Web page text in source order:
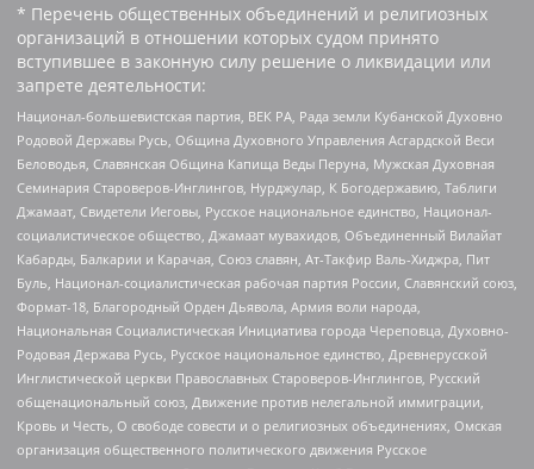
* Перечень общественных объединений и религиозных
организаций в отношении которых судом принято
вступившее в законную силу решение о ликвидации или
запрете деятельности:
Национал-большевистская партия, ВЕК РА, Рада земли Кубанской Духовно
Родовой Державы Русь, Община Духовного Управления Асгардской Веси
Беловодья, Славянская Община Капища Веды Перуна, Мужская Духовная
Семинария Староверов-Инглингов, Нурджулар, К Богодержавию, Таблиги
Джамаат, Свидетели Иеговы, Русское национальное единство, Национал-
социалистическое общество, Джамаат мувахидов, Объединенный Вилайат
Кабарды, Балкарии и Карачая, Союз славян, Ат-Такфир Валь-Хиджра, Пит
Буль, Национал-социалистическая рабочая партия России, Славянский союз,
Формат-18, Благородный Орден Дьявола, Армия воли народа,
Национальная Социалистическая Инициатива города Череповца, Духовно-
Родовая Держава Русь, Русское национальное единство, Древнерусской
Инглистической церкви Православных Староверов-Инглингов, Русский
общенациональный союз, Движение против нелегальной иммиграции,
Кровь и Честь, О свободе совести и о религиозных объединениях, Омская
организация общественного политического движения Русское